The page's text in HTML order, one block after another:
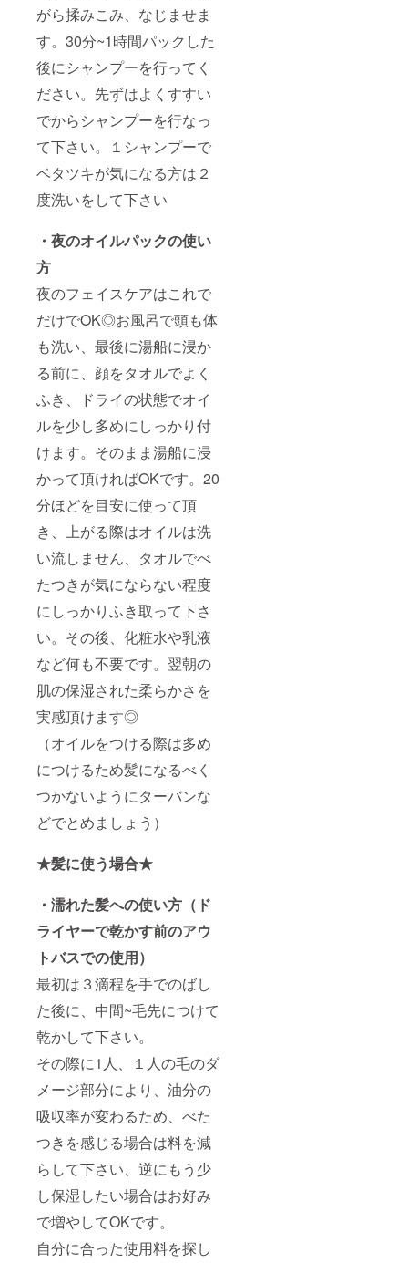
がら揉みこみ、なじませま
す。30分~1時間パックした
後にシャンプーを行ってく
ださい。先ずはよくすすい
でからシャンプーを行なっ
て下さい。１シャンプーで
ベタツキが気になる方は２
度洗いをして下さい
・夜のオイルパックの使い
方
夜のフェイスケアはこれで
だけでOK◎お風呂で頭も体
も洗い、最後に湯船に浸か
る前に、顔をタオルでよく
ふき、ドライの状態でオイ
ルを少し多めにしっかり付
けます。そのまま湯船に浸
かって頂ければOKです。20
分ほどを目安に使って頂
き、上がる際はオイルは洗
い流しません、タオルでべ
たつきが気にならない程度
にしっかりふき取って下さ
い。その後、化粧水や乳液
など何も不要です。翌朝の
肌の保湿された柔らかさを
実感頂けます◎
（オイルをつける際は多め
につけるため髪になるべく
つかないようにターバンな
どでとめましょう）
★髪に使う場合★
・濡れた髪への使い方（ド
ライヤーで乾かす前のアウ
トバスでの使用）
最初は３滴程を手でのばし
た後に、中間~毛先につけて
乾かして下さい。
その際に1人、１人の毛のダ
メージ部分により、油分の
吸収率が変わるため、べた
つきを感じる場合は料を減
らして下さい、逆にもう少
し保湿したい場合はお好み
で増やしてOKです。
自分に合った使用料を探し